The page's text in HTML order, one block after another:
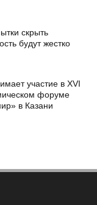
скрыть
будут жестко
участие в XVI
форуме
в Казани